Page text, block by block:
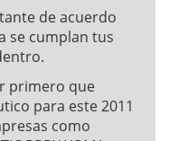
de acuerdo
se cumplan tus
primero que
para este 2011
como